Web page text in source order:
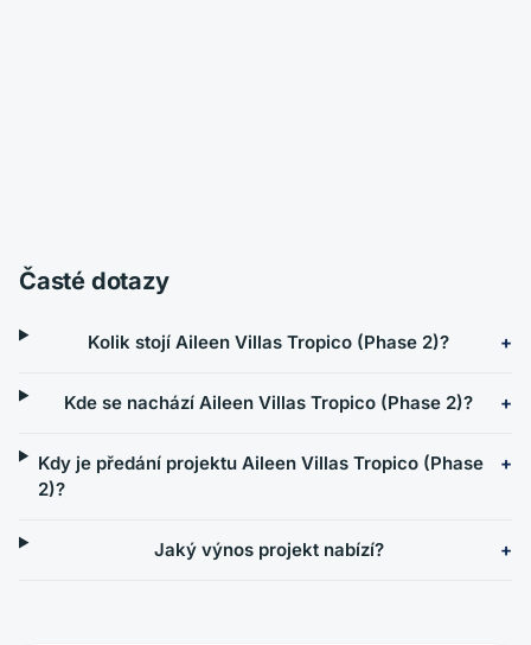
Časté dotazy
Kolik stojí Aileen Villas Tropico (Phase 2)?
Kde se nachází Aileen Villas Tropico (Phase 2)?
Kdy je předání projektu Aileen Villas Tropico (Phase
2)?
Jaký výnos projekt nabízí?